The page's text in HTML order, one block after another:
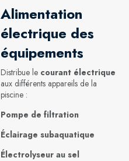
Alimentation
électrique des
équipements
Distribue le courant électrique
aux différents appareils de la
piscine :
Pompe de filtration
Éclairage subaquatique
Électrolyseur au sel